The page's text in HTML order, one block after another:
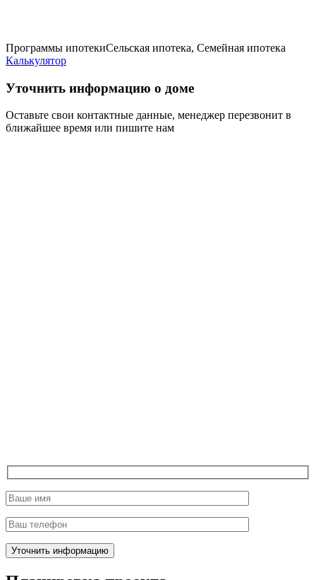
Программы ипотекиСельская ипотека, Семейная ипотека
Калькулятор
Уточнить информацию о доме
Оставьте свои контактные данные, менеджер перезвонит в
ближайшее время или пишите нам